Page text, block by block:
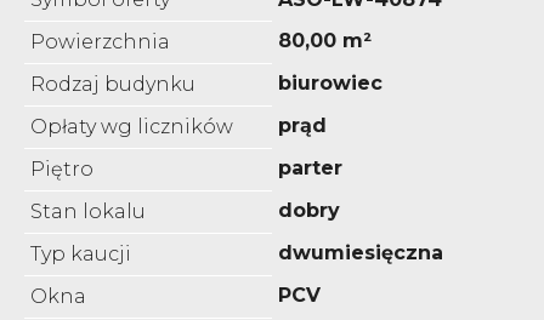
Powierzchnia
80,00 m²
Rodzaj budynku
biurowiec
Opłaty wg liczników
prąd
Piętro
parter
Stan lokalu
dobry
Typ kaucji
dwumiesięczna
Okna
PCV